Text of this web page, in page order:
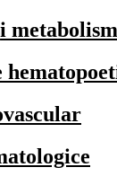
metabolism